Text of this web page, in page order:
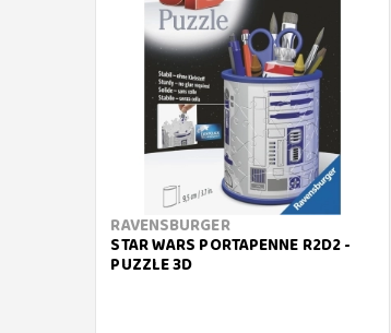
RAVENSBURGER
STAR WARS PORTAPENNE R2D2 -
PUZZLE 3D